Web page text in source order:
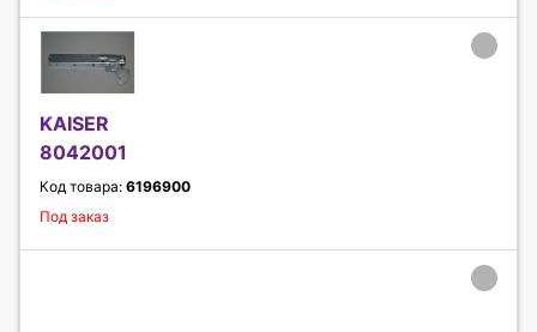
KAISER
8042001
Код товара: 6196900
Под заказ